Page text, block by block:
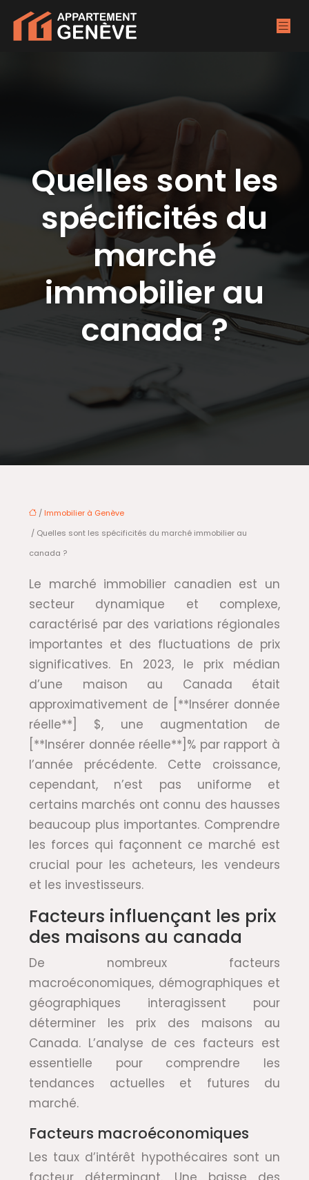
Quelles sont les
spécificités du
marché
immobilier au
canada ?
/ Immobilier à Genève
/ Quelles sont les spécificités du marché immobilier au
canada ?
Le marché immobilier canadien est un
secteur dynamique et complexe,
caractérisé par des variations régionales
importantes et des fluctuations de prix
significatives. En 2023, le prix médian
d’une maison au Canada était
approximativement de [**Insérer donnée
réelle**] $, une augmentation de
[**Insérer donnée réelle**]% par rapport à
l’année précédente. Cette croissance,
cependant, n’est pas uniforme et
certains marchés ont connu des hausses
beaucoup plus importantes. Comprendre
les forces qui façonnent ce marché est
crucial pour les acheteurs, les vendeurs
et les investisseurs.
Facteurs influençant les prix
des maisons au canada
De nombreux facteurs
macroéconomiques, démographiques et
géographiques interagissent pour
déterminer les prix des maisons au
Canada. L’analyse de ces facteurs est
essentielle pour comprendre les
tendances actuelles et futures du
marché.
Facteurs macroéconomiques
Les taux d’intérêt hypothécaires sont un